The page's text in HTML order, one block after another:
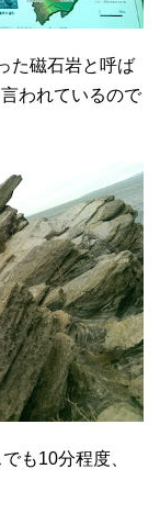
た磁石岩と呼ば
われているので
も10分程度、